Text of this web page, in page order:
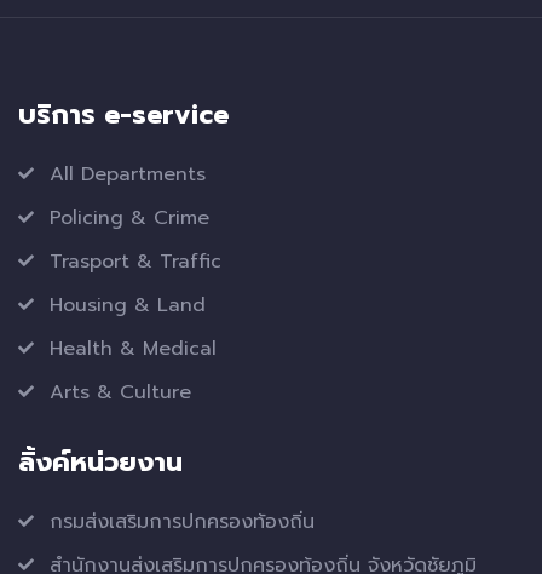
บริการ e-service
All Departments
Policing & Crime
Trasport & Traffic
Housing & Land
Health & Medical
Arts & Culture
ลิ้งค์หน่วยงาน
กรมส่งเสริมการปกครองท้องถิ่น
สำนักงานส่งเสริมการปกครองท้องถิ่น จังหวัดชัยภูมิ